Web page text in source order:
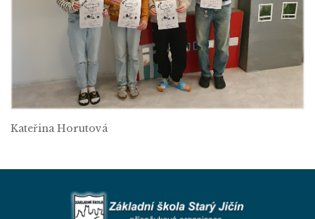
Kateřina Horutová